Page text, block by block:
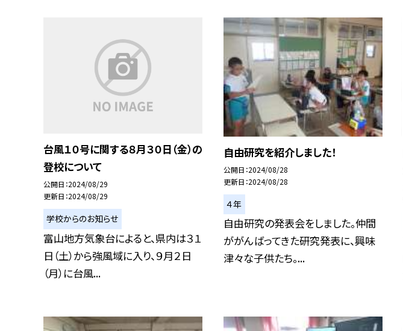
台風１０号に関する８月３０日（金）の
登校について
公開日 2024/08/29
更新日 2024/08/29
学校からのお知らせ
富山地方気象台によると、県内は３１
日（土）から強風域に入り、９月２日
（月）に台風...
自由研究を紹介しました！
公開日 2024/08/28
更新日 2024/08/28
４年
自由研究の発表会をしました。仲間
ががんばってきた研究発表に、興味
津々な子供たち。...